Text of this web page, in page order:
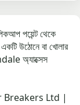
পয়েন্ট থেকে
একটি উঠোনে বা খোলার
অ্যাক্সেস
Breakers Ltd |